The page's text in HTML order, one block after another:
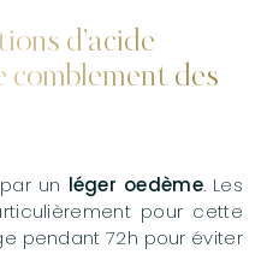
d’acide
comblement des
un léger oedème. Les
pour cette
pendant 72h pour éviter